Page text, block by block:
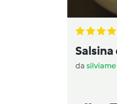
da silviame